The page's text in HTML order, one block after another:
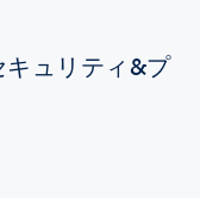
ュリティ&プ